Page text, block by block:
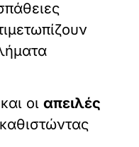
και οιαπειλές